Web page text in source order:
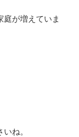
庭が増えていま
ね。